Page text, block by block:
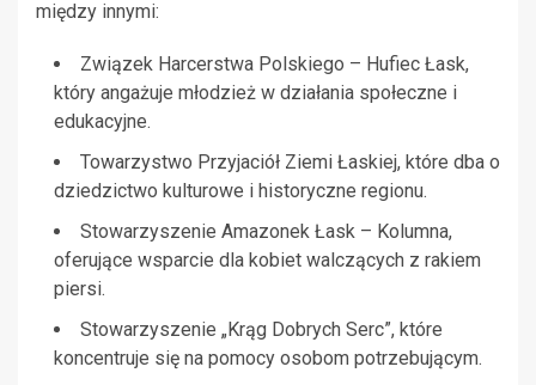
między innymi:
Związek Harcerstwa Polskiego – Hufiec Łask,
który angażuje młodzież w działania społeczne i
edukacyjne.
Towarzystwo Przyjaciół Ziemi Łaskiej, które dba o
dziedzictwo kulturowe i historyczne regionu.
Stowarzyszenie Amazonek Łask – Kolumna,
oferujące wsparcie dla kobiet walczących z rakiem
piersi.
Stowarzyszenie „Krąg Dobrych Serc”, które
koncentruje się na pomocy osobom potrzebującym.